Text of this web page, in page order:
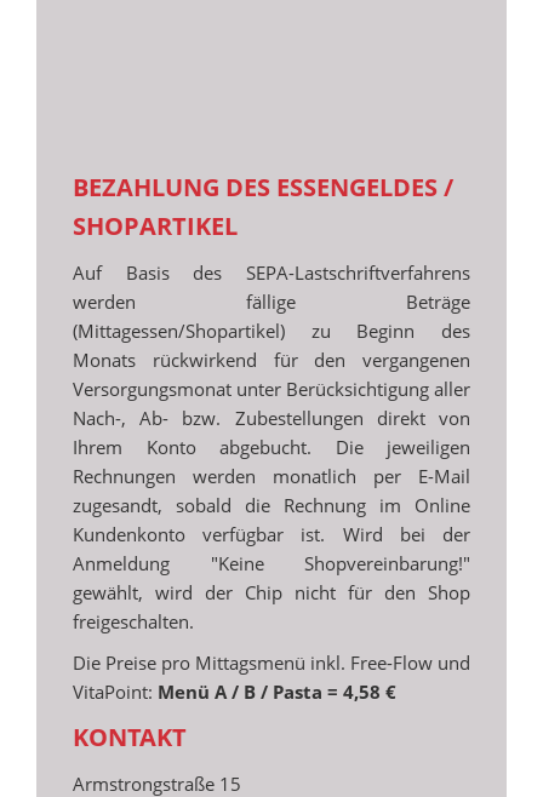
BEZAHLUNG DES ESSENGELDES /
SHOPARTIKEL
Auf Basis des SEPA-Lastschriftverfahrens
werden fällige Beträge
(Mittagessen/Shopartikel) zu Beginn des
Monats rückwirkend für den vergangenen
Versorgungsmonat unter Berücksichtigung aller
Nach-, Ab- bzw. Zubestellungen direkt von
Ihrem Konto abgebucht. Die jeweiligen
Rechnungen werden monatlich per E-Mail
zugesandt, sobald die Rechnung im Online
Kundenkonto verfügbar ist. Wird bei der
Anmeldung "Keine Shopvereinbarung!"
gewählt, wird der Chip nicht für den Shop
freigeschalten.
Die Preise pro Mittagsmenü inkl. Free-Flow und
VitaPoint: Menü A / B / Pasta = 4,58 €
KONTAKT
Armstrongstraße 15